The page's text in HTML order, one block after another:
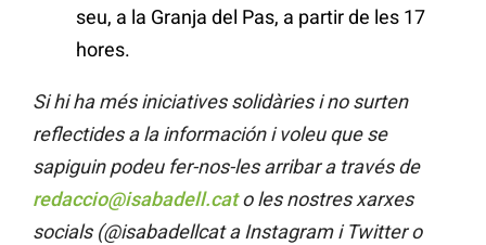
seu, a la Granja del Pas, a partir de les 17
hores.
Si hi ha més iniciatives solidàries i no surten
reflectides a la información i voleu que se
sapiguin podeu fer-nos-les arribar a través de
redaccio@isabadell.cato les nostres xarxes
socials (@isabadellcat a Instagram i Twitter o